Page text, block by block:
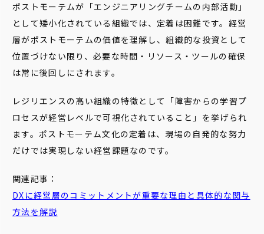
ポストモーテムが「エンジニアリングチームの内部活動」
として矮小化されている組織では、定着は困難です。経営
層がポストモーテムの価値を理解し、組織的な投資として
位置づけない限り、必要な時間・リソース・ツールの確保
は常に後回しにされます。
レジリエンスの高い組織の特徴として「障害からの学習プ
ロセスが経営レベルで可視化されていること」を挙げられ
ます。ポストモーテム文化の定着は、現場の自発的な努力
だけでは実現しない経営課題なのです。
関連記事：
DXに経営層のコミットメントが重要な理由と具体的な関与
方法を解説